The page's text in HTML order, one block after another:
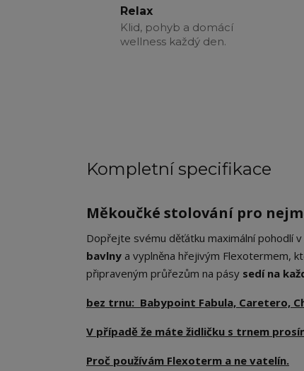
Relax
Klid, pohyb a domácí
wellness každý den.
Kompletní specifikace
Měkoučké stolování pro
Dopřejte svému děťátku maximální pohodlí v
bavlny a vyplněna hřejivým Flexotermem,
připraveným průřezům na pásy sedí na
bez trnu: Babypoint Fabula, Caretero,
V případě že máte židličku s trnem
Proč používám Flexoterm a ne vatelín.